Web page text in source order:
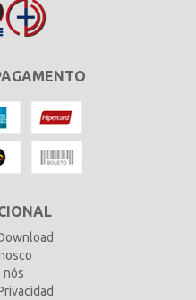
nós